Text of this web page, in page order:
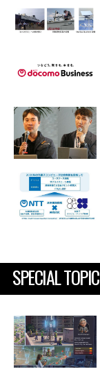
SPECIAL TOPIC